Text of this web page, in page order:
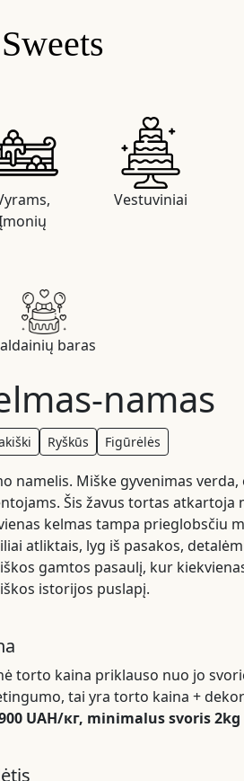
Vestuviniai
baras
namas
Ryškūs Figūrėlės
namelis. Miške gyvenimas
Šis žavus tortas
kelmas tampa prieglobsčiu
atliktais, lyg iš pasakos,
gamtos pasaulį, kur
istorijos puslapį.
torto kaina priklauso nuo jo
tai yra torto kaina +
UAH/кг, minimalus svoris 2kg